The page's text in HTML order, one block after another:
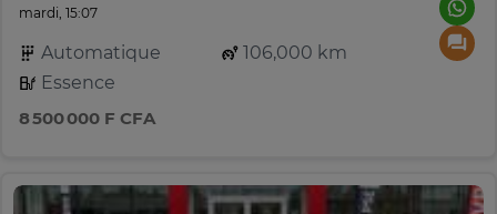
mardi, 15:07
Automatique
106,000 km
Essence
8 500 000 F CFA